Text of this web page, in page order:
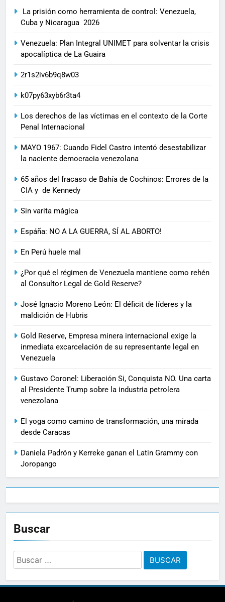
La prisión como herramienta de control: Venezuela,
Cuba y Nicaragua 2026
Venezuela: Plan Integral UNIMET para solventar la crisis
apocalíptica de La Guaira
2r1s2iv6b9q8w03
k07py63xyb6r3ta4
Los derechos de las víctimas en el contexto de la Corte
Penal Internacional
MAYO 1967: Cuando Fidel Castro intentó desestabilizar
la naciente democracia venezolana
65 años del fracaso de Bahía de Cochinos: Errores de la
CIA y de Kennedy
Sin varita mágica
Espáña: NO A LA GUERRA, SÍ AL ABORTO!
En Perú huele mal
¿Por qué el régimen de Venezuela mantiene como rehén
al Consultor Legal de Gold Reserve?
José Ignacio Moreno León: El déficit de líderes y la
maldición de Hubris
Gold Reserve, Empresa minera internacional exige la
inmediata excarcelación de su representante legal en
Venezuela
Gustavo Coronel: Liberación Si, Conquista NO. Una carta
al Presidente Trump sobre la industria petrolera
venezolana
El yoga como camino de transformación, una mirada
desde Caracas
Daniela Padrön y Kerreke ganan el Latin Grammy con
Joropango
Buscar
Buscar: